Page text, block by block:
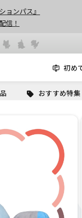
ョンパス』
信！
初め
おすすめ特集